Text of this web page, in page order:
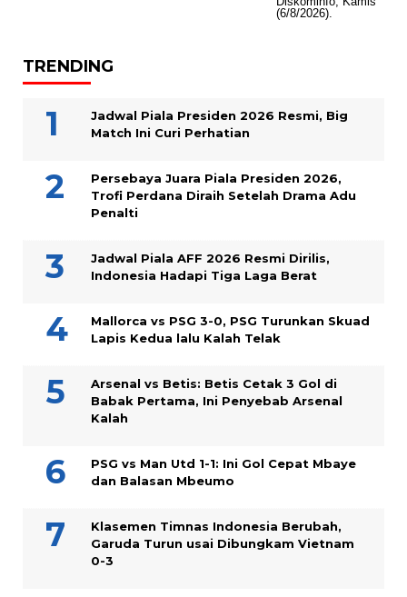
TRENDING
Jadwal Piala Presiden 2026 Resmi, Big
Match Ini Curi Perhatian
Persebaya Juara Piala Presiden 2026,
Trofi Perdana Diraih Setelah Drama Adu
Penalti
Jadwal Piala AFF 2026 Resmi Dirilis,
Indonesia Hadapi Tiga Laga Berat
Mallorca vs PSG 3-0, PSG Turunkan Skuad
Lapis Kedua lalu Kalah Telak
Arsenal vs Betis: Betis Cetak 3 Gol di
Babak Pertama, Ini Penyebab Arsenal
Kalah
PSG vs Man Utd 1-1: Ini Gol Cepat Mbaye
dan Balasan Mbeumo
Klasemen Timnas Indonesia Berubah,
Garuda Turun usai Dibungkam Vietnam
0-3